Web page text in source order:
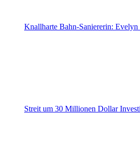
Knallharte Bahn-Saniererin:
Streit um 30 Millionen Dollar